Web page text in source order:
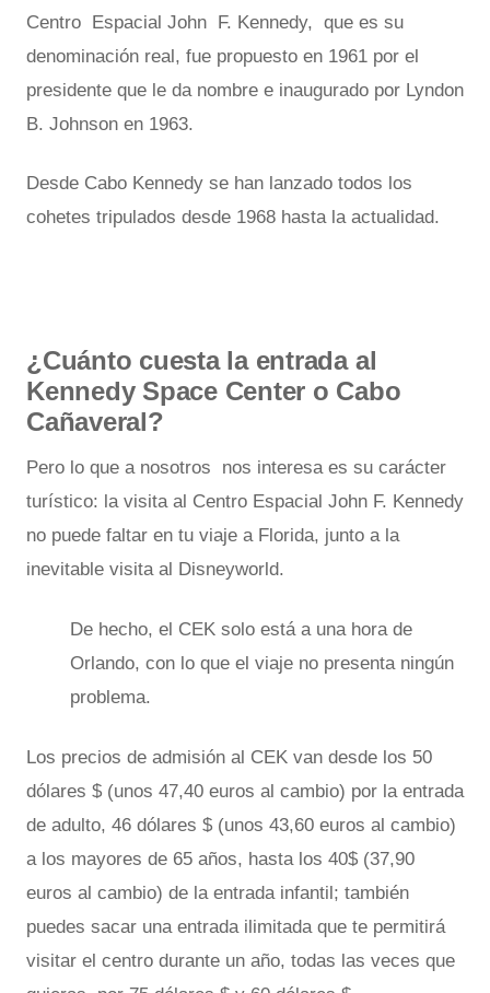
Centro Espacial John F. Kennedy, que es su
denominación real, fue propuesto en 1961 por el
presidente que le da nombre e inaugurado por Lyndon
B. Johnson en 1963.
Desde Cabo Kennedy se han lanzado todos los
cohetes tripulados desde 1968 hasta la actualidad.
¿Cuánto cuesta la entrada al
Kennedy Space Center o Cabo
Cañaveral?
Pero lo que a nosotros nos interesa es su carácter
turístico: la visita al Centro Espacial John F. Kennedy
no puede faltar en tu viaje a Florida, junto a la
inevitable visita al Disneyworld.
De hecho, el CEK solo está a una hora de
Orlando, con lo que el viaje no presenta ningún
problema.
Los precios de admisión al CEK van desde los 50
dólares $ (unos 47,40 euros al cambio) por la entrada
de adulto, 46 dólares $ (unos 43,60 euros al cambio)
a los mayores de 65 años, hasta los 40$ (37,90
euros al cambio) de la entrada infantil; también
puedes sacar una entrada ilimitada que te permitirá
visitar el centro durante un año, todas las veces que